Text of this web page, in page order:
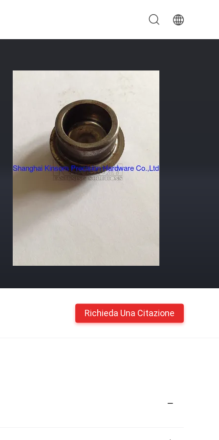
Richieda Una Citazione